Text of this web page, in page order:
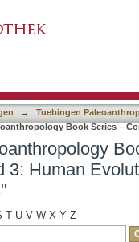
Chris"
→
Tuebingen
Book Series –
3: Human
T U V W X Y Z